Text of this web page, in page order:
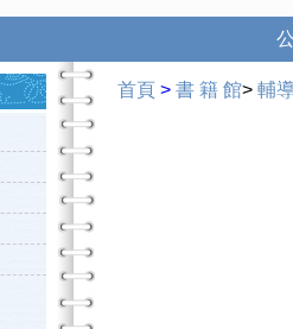
首頁 > 書 籍 館> 輔